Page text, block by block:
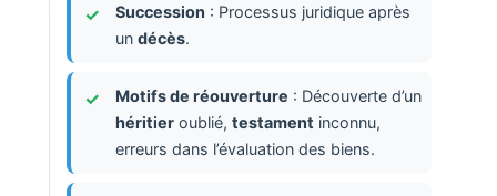
Succession : Processus juridique après
un décès.
Motifs de réouverture : Découverte d’un
héritier oublié, testament inconnu,
erreurs dans l’évaluation des biens.